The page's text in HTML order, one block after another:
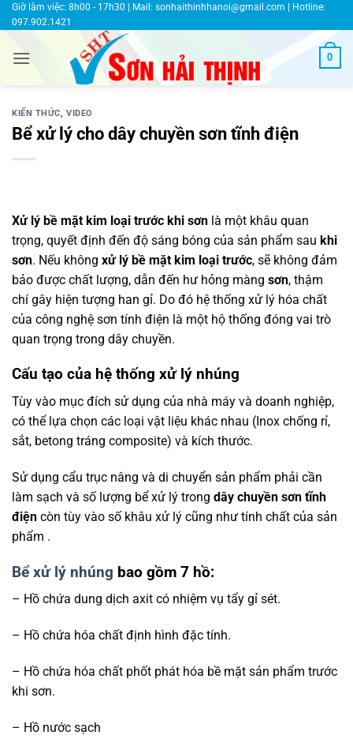
Bỏ
qua
dung
Giờ làm việc: 8h00 - 17h30 | Mail: sonhaithinhhanoi@gmail.com | Hotline:
097.902.1421
0
KIẾN THỨC,VIDEO
Bể xử lý cho dây chuyền sơn tĩnh điện
Xử lý bề mặt kim loại trước khi sơn là một khâu quan
trọng, quyết định đến độ sáng bóng của sản phẩm sau khi
sơn. Nếu không xử lý bề mặt kim loại trước, sẽ không đảm
bảo được chất lượng, dẫn đến hư hỏng màng sơn, thậm
chí gây hiện tượng han gỉ. Do đó hệ thống xử lý hóa chất
của công nghệ sơn tính điện là một hộ thống đóng vai trò
quan trọng trong dây chuyền.
Cấu tạo của hệ thống xử lý nhúng
Tùy vào mục đích sử dụng của nhà máy và doanh nghiệp,
có thể lựa chọn các loại vật liệu khác nhau (Inox chống rỉ,
sắt, betong tráng composite) và kích thước.
Sử dụng cẩu trục nâng và di chuyển sản phẩm phải cần
làm sạch và số lượng bể xử lý trong dây chuyền sơn tĩnh
điện còn tùy vào số khâu xử lý cũng như tính chất của sản
phẩm .
Bể xử lý nhúng bao gồm 7 hồ:
– Hồ chứa dung dịch axit có nhiệm vụ tẩy gỉ sét.
– Hồ chứa hóa chất định hình đặc tính.
– Hồ chứa hóa chất phốt phát hóa bề mặt sản phẩm trước
khi sơn.
– Hồ nước sạch